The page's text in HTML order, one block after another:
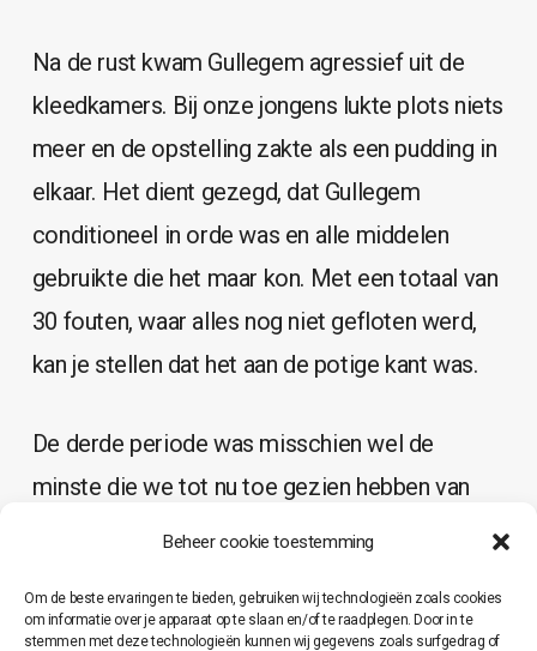
Beheer cookie toestemming
Om de beste ervaringen te bieden, gebruiken wij technologieën zoals cookies
om informatie over je apparaat op te slaan en/of te raadplegen. Door in te
stemmen met deze technologieën kunnen wij gegevens zoals surfgedrag of
Na de rust kwam Gullegem agressief uit de
kleedkamers. Bij onze jongens lukte plots niets
meer en de opstelling zakte als een pudding in
elkaar. Het dient gezegd, dat Gullegem
conditioneel in orde was en alle middelen
gebruikte die het maar kon. Met een totaal van
30 fouten, waar alles nog niet gefloten werd,
kan je stellen dat het aan de potige kant was.
De derde periode was misschien wel de
minste die we tot nu toe gezien hebben van
ons team. In deze tien minuten verloren ze het
iets om mee te nemen naar de volgende